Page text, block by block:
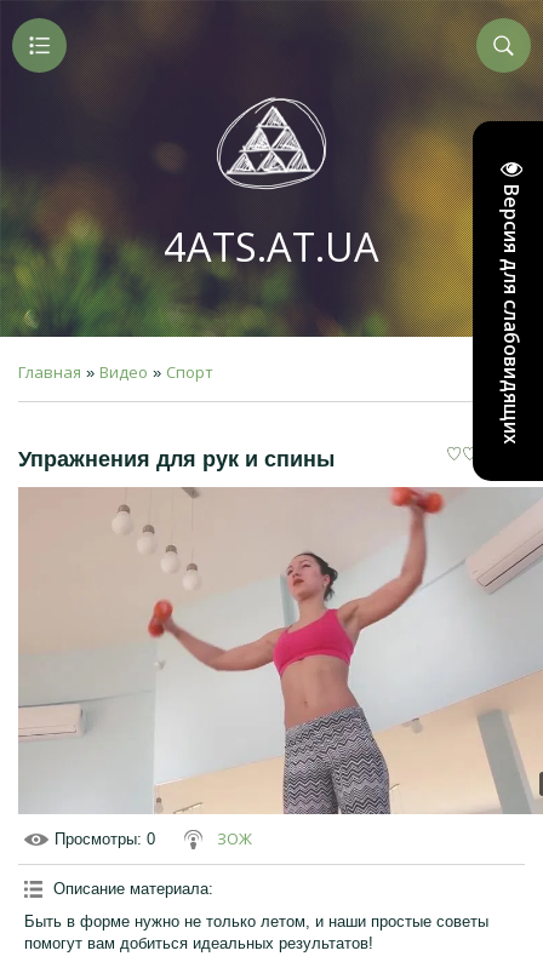
Версия для слабовидящих
4ATS.AT.UA
Главная » Видео » Спорт
Упражнения для рук и спины
Просмотры: 0 ЗОЖ
Описание материала:
Быть в форме нужно не только летом, и наши простые советы
помогут вам добиться идеальных результатов!